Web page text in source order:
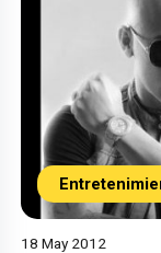
18 May 2012